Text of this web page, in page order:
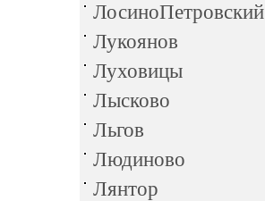
ЛосиноПетровский
Лукоянов
Луховицы
Лысково
Льгов
Людиново
Лянтор